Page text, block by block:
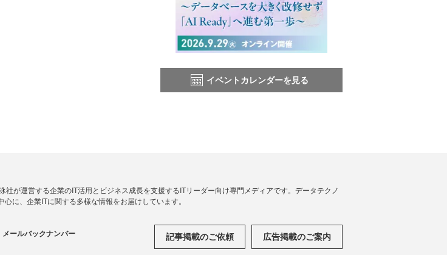
イベントカレンダーを見る
社が運営する企業のIT活用とビジネス成長を支援するITリーダー向け専門メディアです。データテクノ
に、企業ITに関する多様な情報をお届けしています。
メールバックナンバー 記事掲載のご依頼 広告掲載のご案内